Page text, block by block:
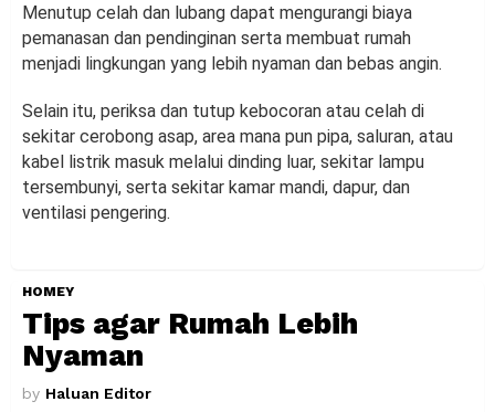
Menutup celah dan lubang dapat mengurangi biaya
pemanasan dan pendinginan serta membuat rumah
menjadi lingkungan yang lebih nyaman dan bebas angin.
Selain itu, periksa dan tutup kebocoran atau celah di
sekitar cerobong asap, area mana pun pipa, saluran, atau
kabel listrik masuk melalui dinding luar, sekitar lampu
tersembunyi, serta sekitar kamar mandi, dapur, dan
ventilasi pengering.
HOMEY
Tips agar Rumah Lebih
Nyaman
by Haluan Editor